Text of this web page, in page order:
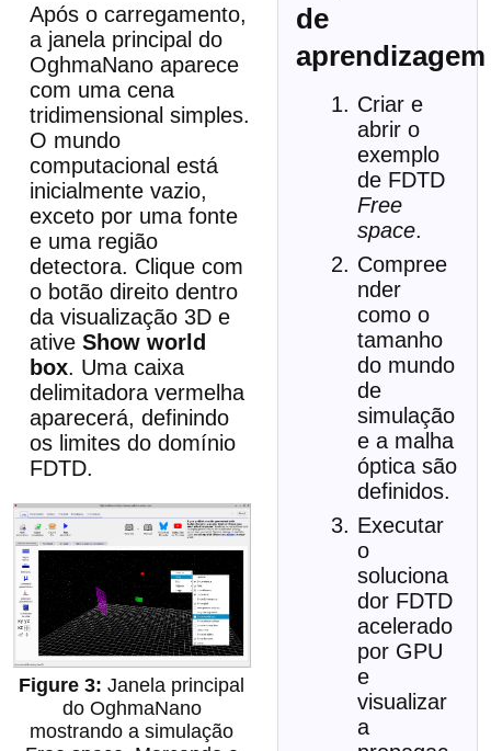
de
aprendizagem
Criar e
abrir o
exemplo
de FDTD
Free
space.
Compree
nder
como o
tamanho
do mundo
de
simulação
e a malha
óptica são
definidos.
Executar
o
soluciona
dor FDTD
acelerado
por GPU
e
visualizar
a
Após o carregamento,
a janela principal do
OghmaNano aparece
com uma cena
tridimensional simples.
O mundo
computacional está
inicialmente vazio,
exceto por uma fonte
e uma região
detectora. Clique com
o botão direito dentro
da visualização 3D e
ative Show world
box. Uma caixa
delimitadora vermelha
aparecerá, definindo
os limites do domínio
FDTD.
Janela principal
do OghmaNano
mostrando a simulação